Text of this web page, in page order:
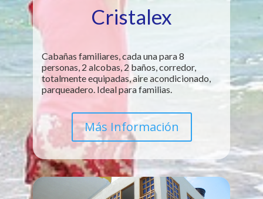
Cristalex
Cabañas familiares, cada una para 8
personas, 2 alcobas, 2 baños, corredor,
totalmente equipadas, aire acondicionado,
parqueadero. Ideal para familias.
Más Información